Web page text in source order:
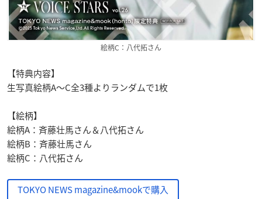
絵柄C：八代拓さん
【特典内容】
生写真絵柄A～C全3種よりランダムで1枚
【絵柄】
絵柄A：斉藤壮馬さん＆八代拓さん
絵柄B：斉藤壮馬さん
絵柄C：八代拓さん
TOKYO NEWS magazine&mookで購入